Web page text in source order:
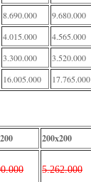
8.690.000
9.680.000
4.015.000
4.565.000
3.300.000
3.520.000
16.005.000 17.765.000
200x200
5.262.000